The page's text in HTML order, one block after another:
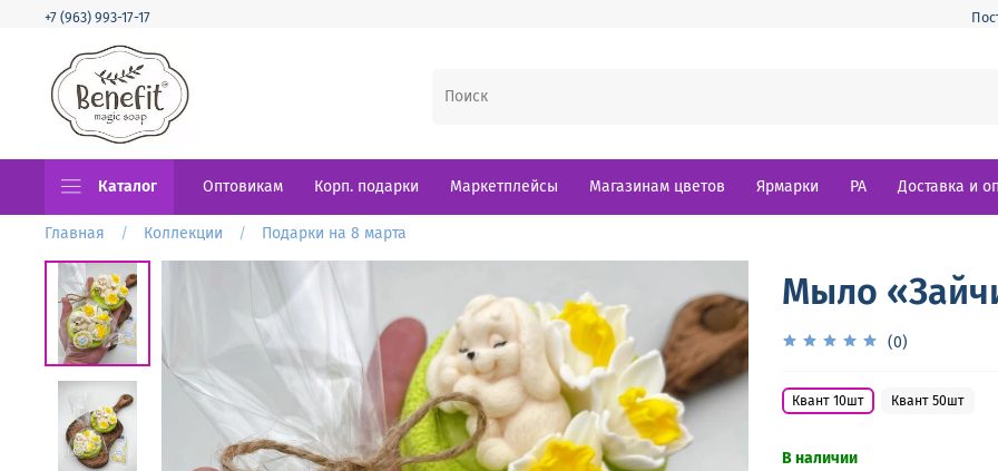
+7 (963) 993-17-17
Каталог Оптовикам Корп. подарки Маркетплейсы Магазинам цветов Ярмарки РА Доставка и
Главная Коллекции Подарки на 8 марта
Мыло
(0)
Квант 10шт Квант 50шт
В наличии